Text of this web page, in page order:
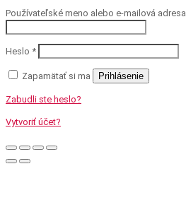
Používateľské meno alebo e-mailová adresa
Heslo *
Zapamätať si ma Prihlásenie
Zabudli ste heslo?
Vytvoriť účet?